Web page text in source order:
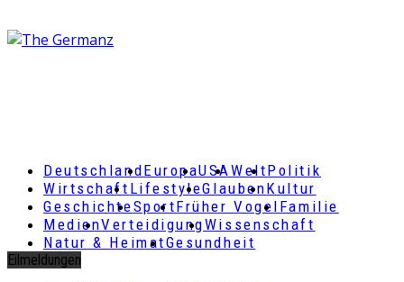
DeutschlandEuropaUSAWeltPolitik
Wirtschaft LifestyleGlaubenKultur
GeschichteSportFrüher Vogel Familie
MedienVerteidigungWissenschaft
Natur & HeimatGesundheit
Eilmeldungen